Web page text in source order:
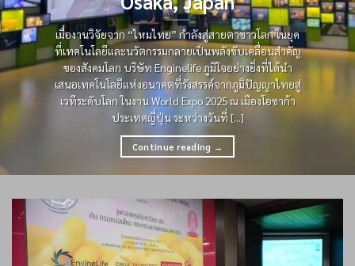
เมื่องานวิจัยจาก “ไหมไทย” กำลังสู่สายตาชาวโลก ในยุค
ที่เทคโนโลยีและนวัตกรรมกลายเป็นพลังขับเคลื่อนสำคัญ
ของสังคมโลก บริษัท Enginelife ภูมิใจอย่างยิ่งที่ได้นำ
เสนอเทคโนโลยีแห่งอนาคตที่รังสรรค์จากภูมิปัญญาไทยสู่
เวทีระดับโลก ในงาน World Expo 2025 ณ เมืองโอซาก้า
ประเทศญี่ปุ่น ระหว่างวันที่ [...]
Continue reading →